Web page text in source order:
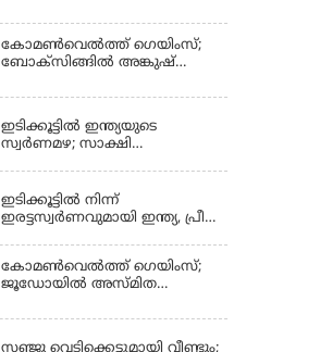
കോമണ്‍വെല്‍ത്ത് ഗെയിംസ്;
ബോക്‌സിങ്ങില്‍ അങ്കുഷ്
ഇടിക്കൂട്ടിൽ ഇന്ത്യയുടെ
സ്വർണമഴ; സാക്ഷി
ഇടിക്കൂട്ടിൽ നിന്ന്
ഇരട്ടസ്വർണവുമായി ഇന്ത്യ, പ്രീതി
കോമണ്‍വെല്‍ത്ത് ഗെയിംസ്;
ജൂഡോയിൽ അസ്മിത
സഞ്ജു വെടിക്കെട്ടുമായി വീണ്ടും;